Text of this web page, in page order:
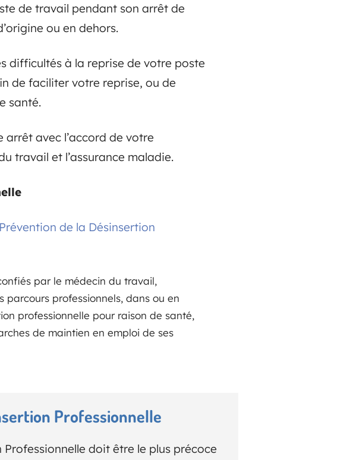
de travail pendant son arrêt de
ou en dehors.
difficultés à la reprise de votre poste
de faciliter votre reprise, ou de
santé.
avec l’accord de votre
travail et l’assurance maladie.
de la Désinsertion
par le médecin du travail,
parcours professionnels, dans ou en
professionnelle pour raison de santé,
de maintien en emploi de ses
Professionnelle
doit être le plus précoce